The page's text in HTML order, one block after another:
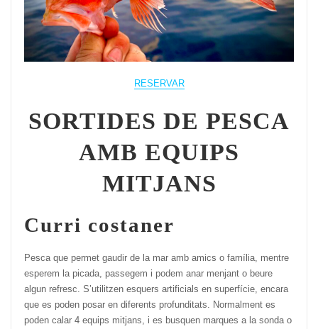
RESERVAR
SORTIDES DE PESCA
AMB EQUIPS
MITJANS
Curri costaner
Pesca que permet gaudir de la mar amb amics o família, mentre
esperem la picada, passegem i podem anar menjant o beure
algun refresc. S’utilitzen esquers artificials en superfície, encara
que es poden posar en diferents profunditats. Normalment es
poden calar 4 equips mitjans, i es busquen marques a la sonda o